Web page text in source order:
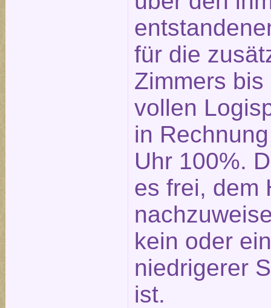
für die
Zimmers
vollen
in
Uhr 100%.
es frei, dem
kein oder
niedrigerer
ist.